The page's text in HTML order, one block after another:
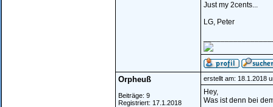
Just my 2cents...
LG, Peter
Orpheuß
Beiträge: 9
Registriert: 17.1.2018
erstellt am: 18.1.2018
Hey,
Was ist denn bei